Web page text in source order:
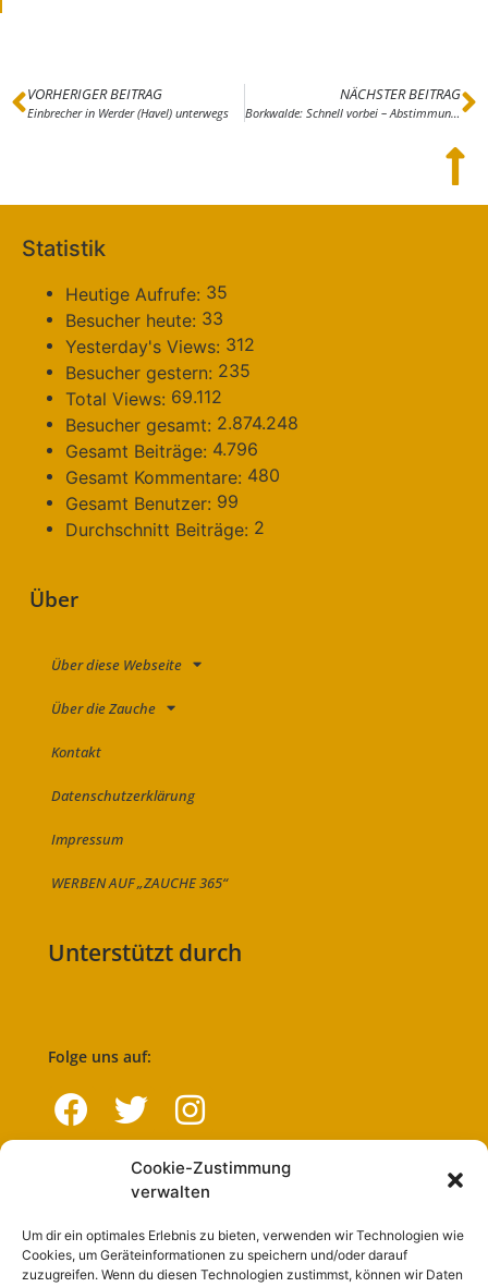
Cookie-Zustimmung
verwalten
Um dir ein optimales Erlebnis zu bieten, verwenden wir Technologien wie
Cookies, um Geräteinformationen zu speichern und/oder darauf
zuzugreifen. Wenn du diesen Technologien zustimmst, können wir Daten
VORHERIGER BEITRAG
Einbrecher in Werder (Havel) unterwegs
NÄCHSTER BEITRAG
Borkwalde: Schnell vorbei – Abstimmungen ohne Diskussion
Statistik
Heutige Aufrufe: 35
Besucher heute: 33
Yesterday's Views: 312
Besucher gestern: 235
Total Views: 69.112
Besucher gesamt: 2.874.248
Gesamt Beiträge: 4.796
Gesamt Kommentare: 480
Gesamt Benutzer: 99
Durchschnitt Beiträge: 2
Über
Über diese Webseite
Über die Zauche
Kontakt
Datenschutzerklärung
Impressum
WERBEN AUF „ZAUCHE 365“
Unterstützt durch
Folge uns auf:
Navigation
Start
Nutzungsbedingungen